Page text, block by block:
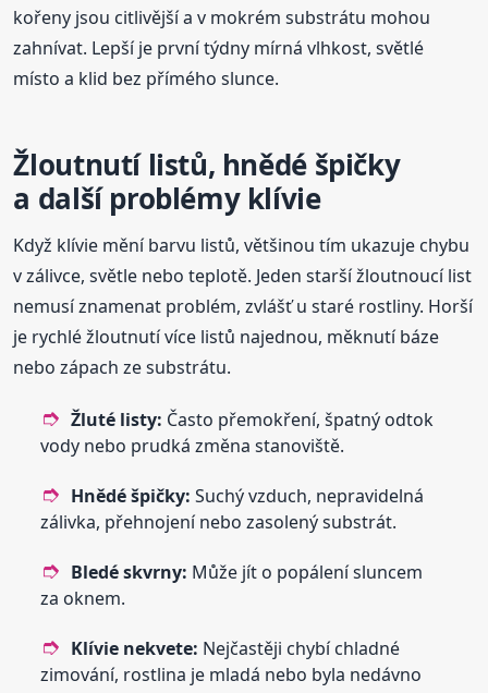
kořeny jsou citlivější a v mokrém substrátu mohou
zahnívat. Lepší je první týdny mírná vlhkost, světlé
místo a klid bez přímého slunce.
Žloutnutí listů, hnědé špičky
a další problémy klívie
Když klívie mění barvu listů, většinou tím ukazuje chybu
v zálivce, světle nebo teplotě. Jeden starší žloutnoucí list
nemusí znamenat problém, zvlášť u staré rostliny. Horší
je rychlé žloutnutí více listů najednou, měknutí báze
nebo zápach ze substrátu.
Žluté listy: Často přemokření, špatný odtok
vody nebo prudká změna stanoviště.
Hnědé špičky: Suchý vzduch, nepravidelná
zálivka, přehnojení nebo zasolený substrát.
Bledé skvrny: Může jít o popálení sluncem
za oknem.
Klívie nekvete: Nejčastěji chybí chladné
zimování, rostlina je mladá nebo byla nedávno